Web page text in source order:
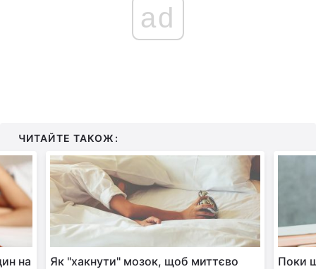
ad
ЧИТАЙТЕ ТАКОЖ:
на
Як "хакнути" мозок, щоб миттєво
Поки